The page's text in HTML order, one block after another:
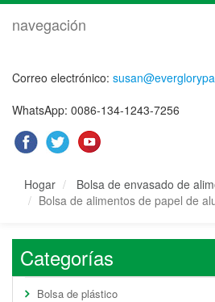
navegación
Correo electrónico:
WhatsApp: 0086-134-1243-7256
Hogar
Bolsa de envasado de
Bolsa de alimentos de papel de
Categorías
Bolsa de plástico